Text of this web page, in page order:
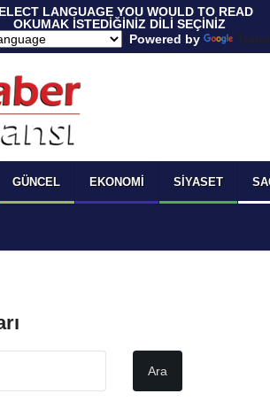
LANGUAGE YOU WOULD TO READ
OKUMAK İSTEDİĞİNİZ DİLİ SEÇİNİZ
Powered by
GÜNCEL EKONOMI SIYASET